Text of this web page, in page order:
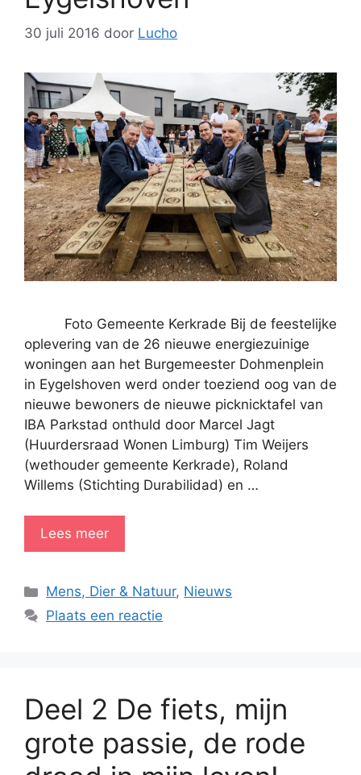
30 juli 2016 door Lucho
Foto Gemeente Kerkrade Bij de feestelijke
oplevering van de 26 nieuwe energiezuinige
woningen aan het Burgemeester Dohmenplein
in Eygelshoven werd onder toeziend oog van de
nieuwe bewoners de nieuwe picknicktafel van
IBA Parkstad onthuld door Marcel Jagt
(Huurdersraad Wonen Limburg) Tim Weijers
(wethouder gemeente Kerkrade), Roland
Willems (Stichting Durabilidad) en …
Lees meer
Categorieën
Mens, Dier & Natuur, Nieuws
Plaats een reactie
Deel 2 De fiets, mijn
grote passie, de rode